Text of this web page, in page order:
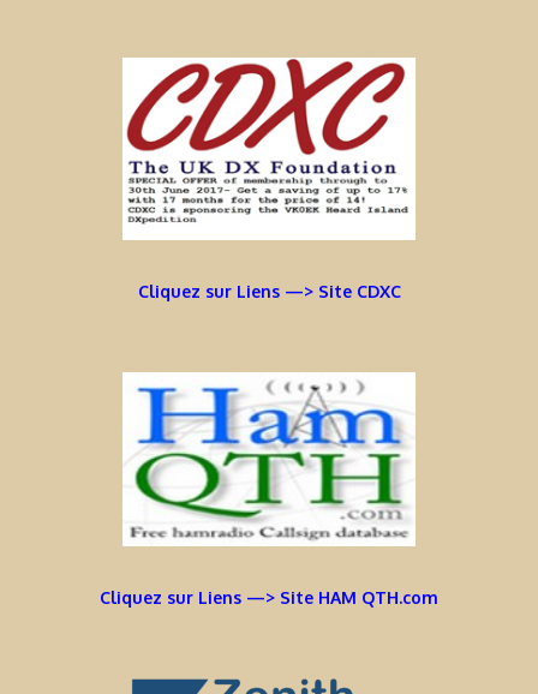
Cliquez sur Liens —> Site CDXC
Cliquez sur Liens —> Site HAM QTH.com